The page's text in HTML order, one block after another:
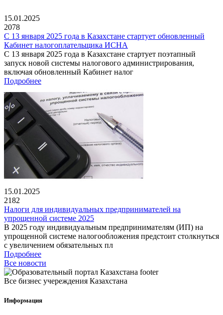
15.01.2025
2078
С 13 января 2025 года в Казахстане стартует обновленный
Кабинет налогоплательщика ИСНА
С 13 января 2025 года в Казахстане стартует поэтапный
запуск новой системы налогового администрирования,
включая обновленный Кабинет налог
Подробнее
15.01.2025
2182
Налоги для индивидуальных предпринимателей на
упрощенной системе 2025
В 2025 году индивидуальным предпринимателям (ИП) на
упрощенной системе налогообложения предстоит столкнуться
с увеличением обязательных пл
Подробнее
Все новости
Все бизнес учереждения Казахстана
Информация